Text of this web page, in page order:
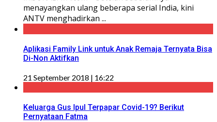
menayangkan ulang beberapa serial India, kini
ANTV menghadirkan ...
Aplikasi Family Link untuk Anak Remaja Ternyata Bisa
Di-Non Aktifkan
21 September 2018 | 16:22
Keluarga Gus Ipul Terpapar Covid-19? Berikut
Pernyataan Fatma